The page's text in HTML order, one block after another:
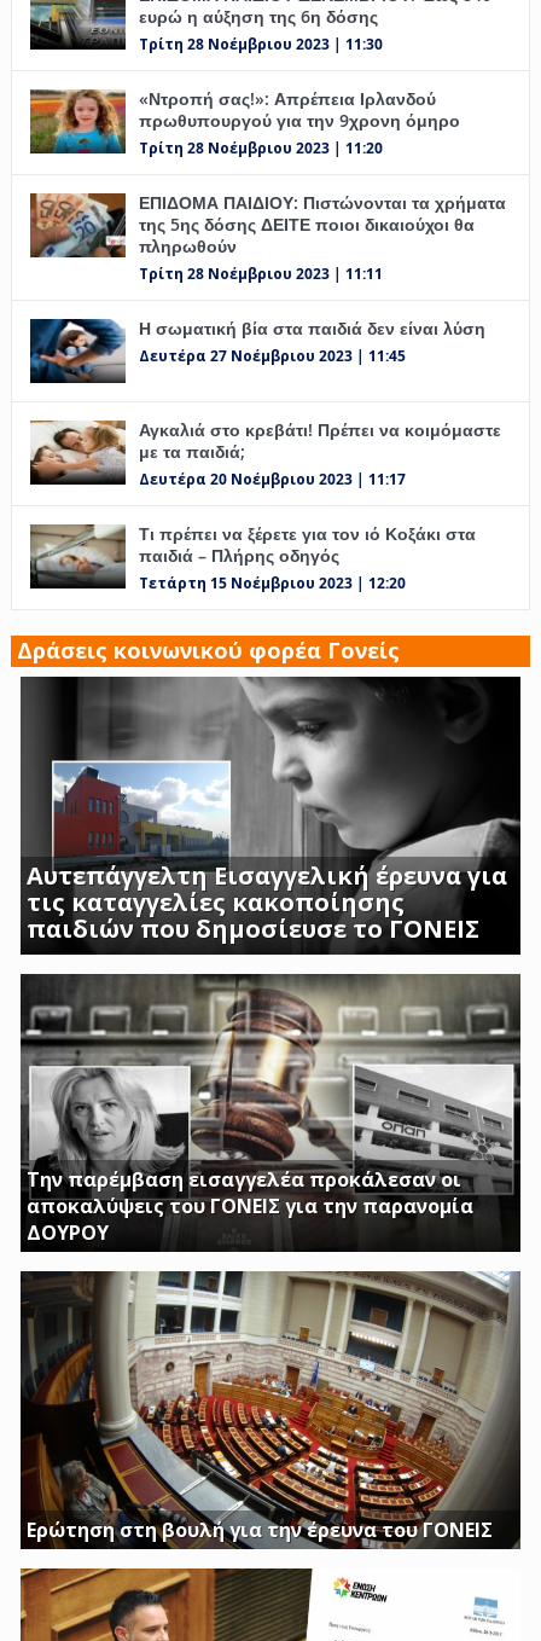
ευρώ η αύξηση της 6η δόσης
Τρίτη 28 Νοέμβριου 2023 | 11:30
«Ντροπή σας!»: Απρέπεια Ιρλανδού
πρωθυπουργού για την 9χρονη όμηρο
Τρίτη 28 Νοέμβριου 2023 | 11:20
ΕΠΙΔΟΜΑ ΠΑΙΔΙΟΥ: Πιστώνονται τα χρήματα
της 5ης δόσης ΔΕΙΤΕ ποιοι δικαιούχοι θα
πληρωθούν
Τρίτη 28 Νοέμβριου 2023 | 11:11
Η σωματική βία στα παιδιά δεν είναι λύση
Δευτέρα 27 Νοέμβριου 2023 | 11:45
Αγκαλιά στο κρεβάτι! Πρέπει να κοιμόμαστε
με τα παιδιά;
Δευτέρα 20 Νοέμβριου 2023 | 11:17
Τι πρέπει να ξέρετε για τον ιό Κοξάκι στα
παιδιά – Πλήρης οδηγός
Τετάρτη 15 Νοέμβριου 2023 | 12:20
Δράσεις κοινωνικού φορέα Γονείς
Αυτεπάγγελτη Εισαγγελική έρευνα για
τις καταγγελίες κακοποίησης
παιδιών που δημοσίευσε το ΓΟΝΕΙΣ
ΣΟΚΑΡΟΥΝ ΟΙ ΜΑΡΤΥΡΙΕΣ ΓΟΝΕΩΝ ΚΑΙ
ΠΡΟΣΩΠΙΚΟΥ ΤΟΥ Β ΒΡΕΦΙΚΟΥ ΣΤΑΘΜΟΥ
ΑΣΠΡΟΠΥΡΓΟΥ
Την παρέμβαση εισαγγελέα προκάλεσαν οι
αποκαλύψεις του ΓΟΝΕΙΣ για την παρανομία
ΔΟΥΡΟΥ
ΤΗΝ ΩΡΑ ΠΟΥ ΚΤΙΡΙΑ ΤΟΥ ΔΗΜΟΣΙΟΥ ΠΑΡΑΜΕΝΟΥΝ ΚΛΕΙΣΤΑ
Η ΔΟΥΡΟΥ ΔΙΝΕΙ 20 ΕΚΚΑΤΟΜΥΡΙΑ ΓΙΑ ΑΓΟΡΑ
Ερώτηση στη βουλή για την έρευνα του ΓΟΝΕΙΣ
Διασφαλίστε το δημόσιο συμφέρον με πλήρη διαφάνεια